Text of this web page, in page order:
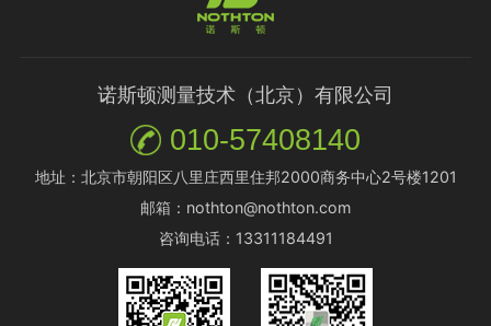
诺斯顿测量技术（北京）有限公司
010-57408140
地址：北京市朝阳区八里庄西里住邦2000商务中心2号楼1201
邮箱：nothton@nothton.com
咨询电话：13311184491